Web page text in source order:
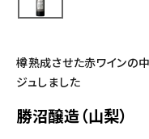
樽熟成させた赤ワインの
ジュしました
勝沼醸造（山梨）